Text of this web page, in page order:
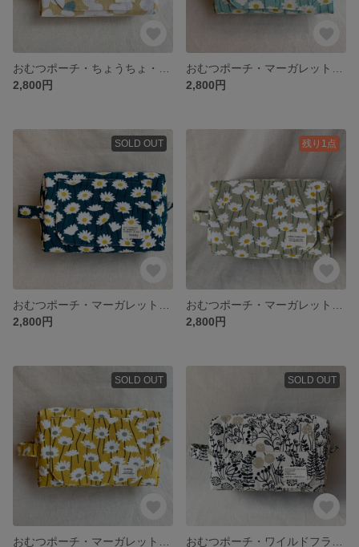
2,800円
2,800円
SOLD OUT
2,800円
残り1点
2,800円
SOLD OUT SOLD OUT